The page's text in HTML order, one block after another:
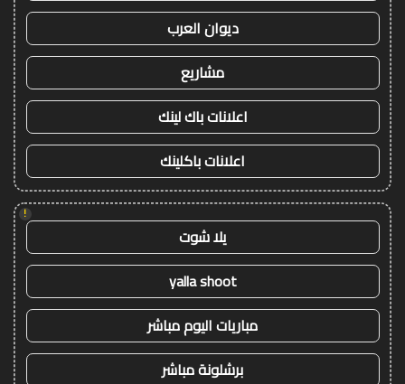
ديوان العرب
مشاريع
اعلانات باك لينك
اعلانات باكلينك
!
يلا شوت
yalla shoot
مباريات اليوم مباشر
برشلونة مباشر